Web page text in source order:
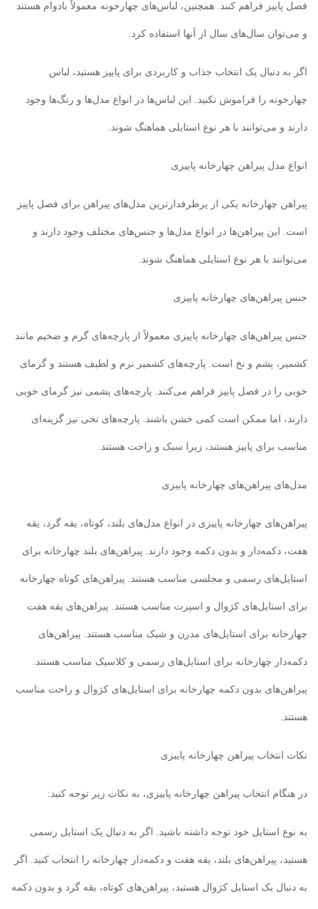
فصل پاییز فراهم کنند. همچنین، لباس‌های چهارخونه معمولاً بادوام هستند
و می‌توان سال‌های سال از آنها استفاده کرد.
اگر به دنبال یک انتخاب جذاب و کاربردی برای پاییز هستید، لباس
چهارخونه را فراموش نکنید. این لباس‌ها در انواع مدل‌ها و رنگ‌ها وجود
دارند و می‌توانند با هر نوع استایلی هماهنگ شوند.
انواع مدل پیراهن چهارخانه پاییزی
پیراهن چهارخانه یکی از پرطرفدارترین مدل‌های پیراهن برای فصل پاییز
است. این پیراهن‌ها در انواع مدل‌ها و جنس‌های مختلف وجود دارند و
می‌توانند با هر نوع استایلی هماهنگ شوند.
جنس پیراهن‌های چهارخانه پاییزی
جنس پیراهن‌های چهارخانه پاییزی معمولاً از پارچه‌های گرم و ضخیم مانند
کشمیر، پشم و نخ است. پارچه‌های کشمیر نرم و لطیف هستند و گرمای
خوبی را در فصل پاییز فراهم می‌کنند. پارچه‌های پشمی نیز گرمای خوبی
دارند، اما ممکن است کمی خشن باشند. پارچه‌های نخی نیز گزینه‌ای
مناسب برای پاییز هستند، زیرا سبک و راحت هستند.
مدل‌های پیراهن‌های چهارخانه پاییزی
پیراهن‌های چهارخانه پاییزی در انواع مدل‌های بلند، کوتاه، یقه گرد، یقه
هفت، دکمه‌دار و بدون دکمه وجود دارند. پیراهن‌های بلند چهارخانه برای
استایل‌های رسمی و مجلسی مناسب هستند. پیراهن‌های کوتاه چهارخانه
برای استایل‌های کژوال و اسپرت مناسب هستند. پیراهن‌های یقه هفت
چهارخانه برای استایل‌های مدرن و شیک مناسب هستند. پیراهن‌های
دکمه‌دار چهارخانه برای استایل‌های رسمی و کلاسیک مناسب هستند.
پیراهن‌های بدون دکمه چهارخانه برای استایل‌های کژوال و راحت مناسب
هستند.
نکات انتخاب پیراهن چهارخانه پاییزی
در هنگام انتخاب پیراهن چهارخانه پاییزی، به نکات زیر توجه کنید:
به نوع استایل خود توجه داشته باشید. اگر به دنبال یک استایل رسمی
هستید، پیراهن‌های بلند، یقه هفت و دکمه‌دار چهارخانه را انتخاب کنید. اگر
به دنبال یک استایل کژوال هستید، پیراهن‌های کوتاه، یقه گرد و بدون دکمه